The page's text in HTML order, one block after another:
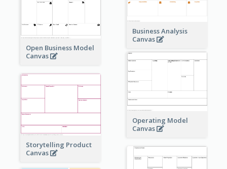
Business Analysis
Canvas
Open Business Model
Canvas
Operating Model
Canvas
Storytelling Product
Canvas